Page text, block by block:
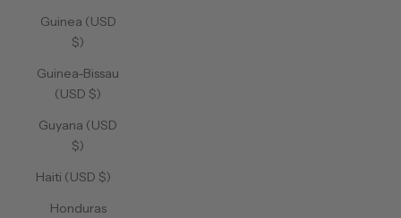
Guinea (USD
$)
Guinea-Bissau
(USD $)
Guyana (USD
$)
Haiti (USD $)
Honduras